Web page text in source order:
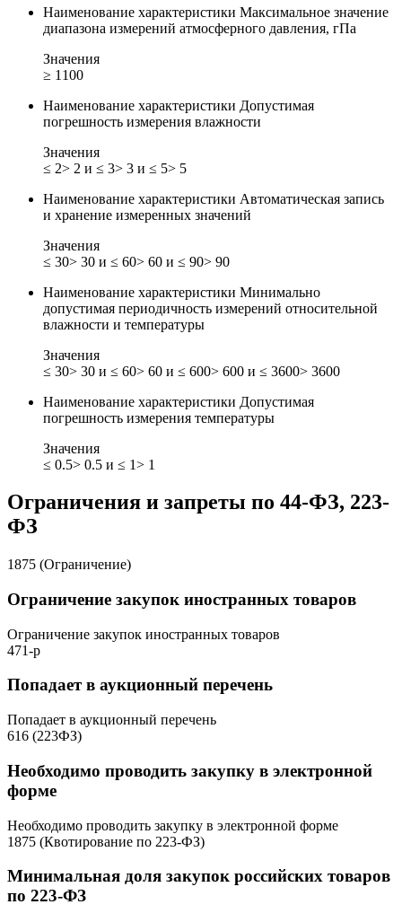
Наименование характеристики Максимальное значение
диапазона измерений атмосферного давления, гПа
Значения
≥ 1100
Наименование характеристики Допустимая
погрешность измерения влажности
Значения
≤ 2> 2 и ≤ 3> 3 и ≤ 5> 5
Наименование характеристики Автоматическая запись
и хранение измеренных значений
Значения
≤ 30> 30 и ≤ 60> 60 и ≤ 90> 90
Наименование характеристики Минимально
допустимая периодичность измерений относительной
влажности и температуры
Значения
≤ 30> 30 и ≤ 60> 60 и ≤ 600> 600 и ≤ 3600> 3600
Наименование характеристики Допустимая
погрешность измерения температуры
Значения
≤ 0.5> 0.5 и ≤ 1> 1
Ограничения и запреты по 44-ФЗ, 223-
ФЗ
1875 (Ограничение)
Ограничение закупок иностранных товаров
Ограничение закупок иностранных товаров
471-р
Попадает в аукционный перечень
Попадает в аукционный перечень
616 (223ФЗ)
Необходимо проводить закупку в электронной
форме
Необходимо проводить закупку в электронной форме
1875 (Квотирование по 223-ФЗ)
Минимальная доля закупок российских товаров
по 223-ФЗ